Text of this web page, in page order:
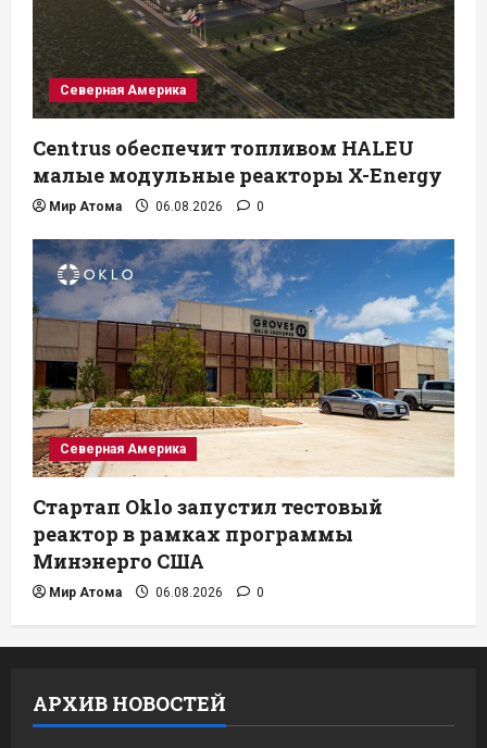
Северная Америка
Centrus обеспечит топливом HALEU
малые модульные реакторы X-Energy
Мир Атома 06.08.2026 0
Северная Америка
Стартап Oklo запустил тестовый
реактор в рамках программы
Минэнерго США
Мир Атома 06.08.2026 0
АРХИВ НОВОСТЕЙ